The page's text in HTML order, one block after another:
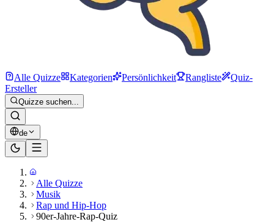
Alle Quizze Kategorien Persönlichkeit Rangliste
Quiz-
Ersteller
Quizze suchen...
de
Alle Quizze
Musik
Rap und Hip-Hop
90er-Jahre-Rap-Quiz